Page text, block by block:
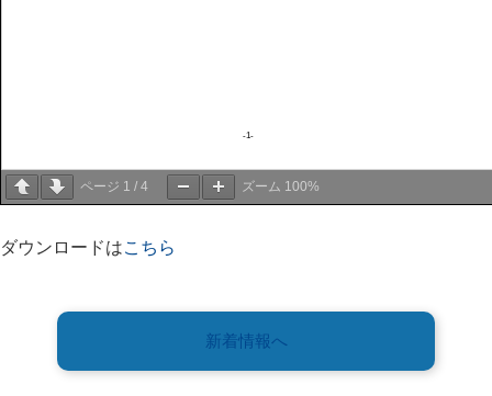
ページ 1 / 4 ズーム 100%
ダウンロードはこちら
新着情報へ